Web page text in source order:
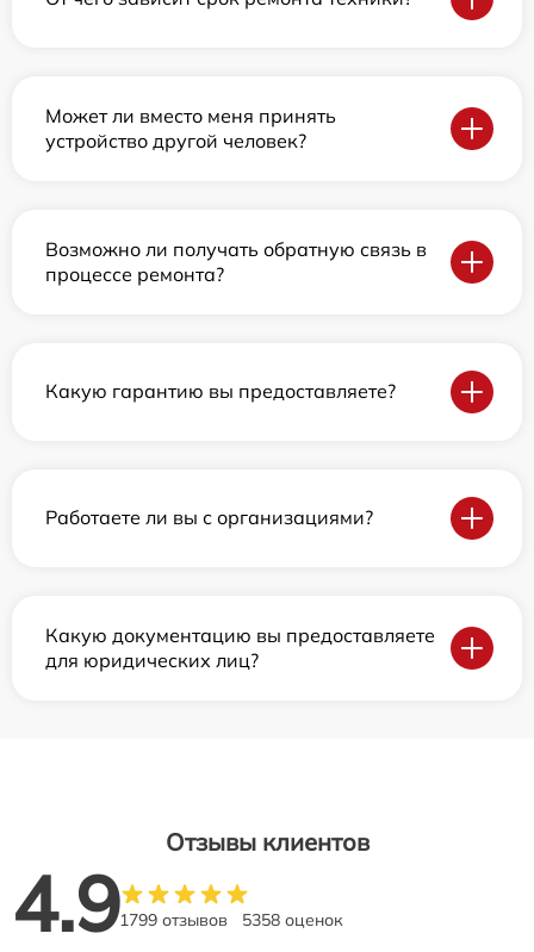
Может ли вместо меня принять
устройство другой человек?
Возможно ли получать обратную связь в
процессе ремонта?
Какую гарантию вы предоставляете?
Работаете ли вы с организациями?
Какую документацию вы предоставляете
для юридических лиц?
Отзывы клиентов
4.91799 отзывов 5358 оценок